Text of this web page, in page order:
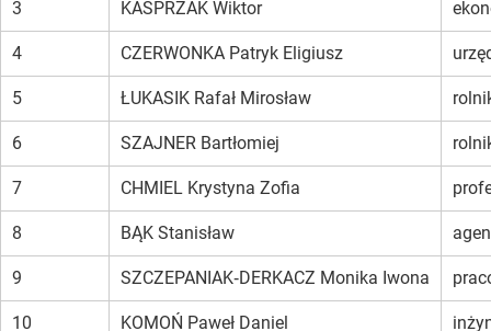
3 KASPRZAK Wiktor
4 CZERWONKA Patryk Eligiusz
5 ŁUKASIK Rafał Mirosław
6 SZAJNER Bartłomiej
7 CHMIEL Krystyna Zofia
8 BĄK Stanisław
9 SZCZEPANIAK‑DERKACZ Monika Iwona
10 KOMOŃ Paweł Daniel